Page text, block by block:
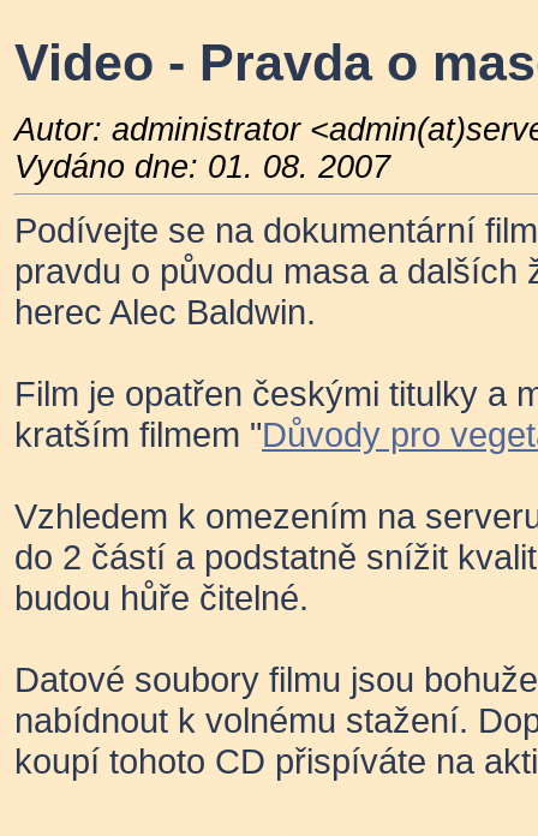
Video - Pravda o
Autor: administrator
Vydáno dne: 01. 08. 2007
Podívejte se na dokumentární
pravdu o původu masa a dalších
herec Alec Baldwin.
Film je opatřen českými titulky a
kratším filmem "Důvody pro
Vzhledem k omezením na
do 2 částí a podstatně snížit
budou hůře čitelné.
Datové soubory filmu jsou
nabídnout k volnému stažení.
koupí tohoto CD přispíváte na